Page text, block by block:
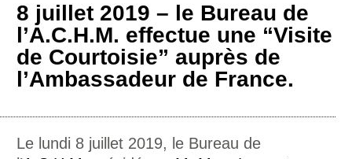
8 juillet 2019 – le Bureau de
l’A.C.H.M. effectue une “Visite
de Courtoisie” auprès de
l’Ambassadeur de France.
Le lundi 8 juillet 2019, le Bureau de